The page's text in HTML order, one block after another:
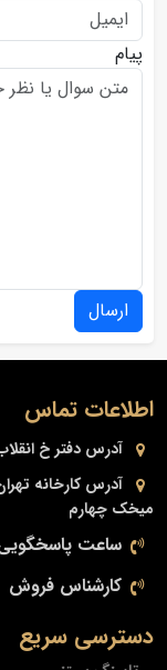
پیام
ارسال
دسترسی سریع
اطلاعات تماس
آدرس دفتر خ
آدرس کارخانه
میخک چهارم
ساعت پاسخگویی: 9 صبح تا 7
کارشناس فروش